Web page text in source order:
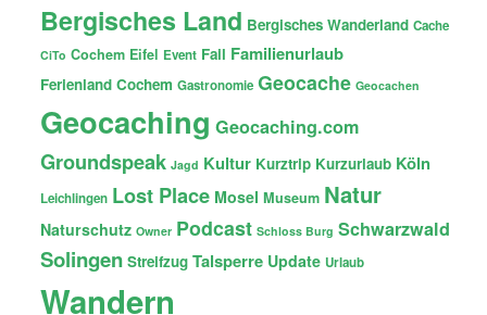
Bergisches Land Bergisches Wanderland Cache
CiTo Cochem Eifel Event Fail Familienurlaub
Ferienland Cochem Gastronomie Geocache Geocachen
Geocaching Geocaching.com
Groundspeak Jagd Kultur Kurztrip Kurzurlaub Köln
Leichlingen Lost Place Mosel Museum Natur
Naturschutz Owner Podcast Schloss Burg Schwarzwald
Solingen Streifzug Talsperre Update Urlaub
Wandern